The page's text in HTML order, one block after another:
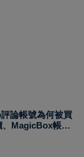
論帳號為何被買
MagicBox帳號